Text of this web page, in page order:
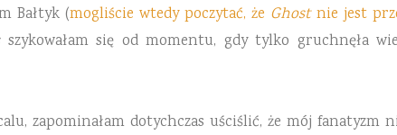
Bałtyk (mogliście wtedy poczytać, że Ghostnie jest
szykowałam się od momentu, gdy tylko gruchnęła
zapominałam dotychczas uściślić, że mój fanatyzm